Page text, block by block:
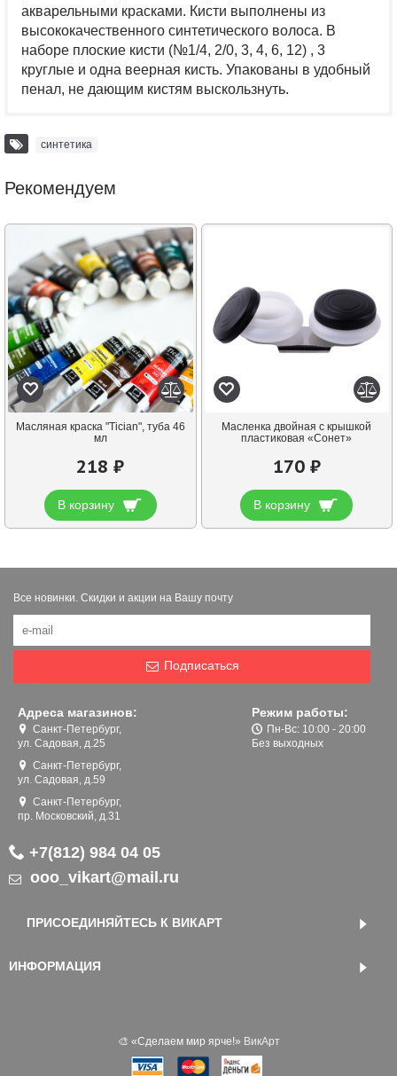
акварельными красками. Кисти выполнены из
высококачественного синтетического волоса. В
наборе плоские кисти (№1/4, 2/0, 3, 4, 6, 12) , 3
круглые и одна веерная кисть. Упакованы в удобный
пенал, не дающим кистям выскользнуть.
синтетика
Рекомендуем
Масляная краска "Tician", туба 46
мл
218 ₽
В корзину
Масленка двойная с крышкой
пластиковая «Сонет»
170 ₽
В корзину
Все новинки. Скидки и акции на Вашу почту
Подписаться
Адреса магазинов:
Санкт-Петербург,
ул. Садовая, д.25
Санкт-Петербург,
ул. Садовая, д.59
Санкт-Петербург,
пр. Московский, д.31
Режим работы:
Пн-Вс: 10:00 - 20:00
Без выходных
+7(812) 984 04 05
ooo_vikart@mail.ru
ПРИСОЕДИНЯЙТЕСЬ К ВИКАРТ
ИНФОРМАЦИЯ
🎨 «‎Сделаем мир ярче!» ВикАрт